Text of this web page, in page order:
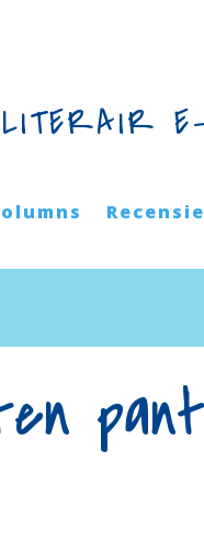
LITERAIR E-